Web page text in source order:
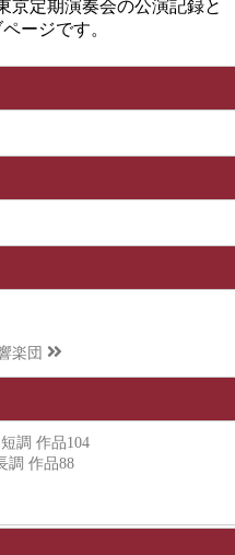
京定期演奏会の公演記録と
ージです。
楽団
調 作品104
調 作品88